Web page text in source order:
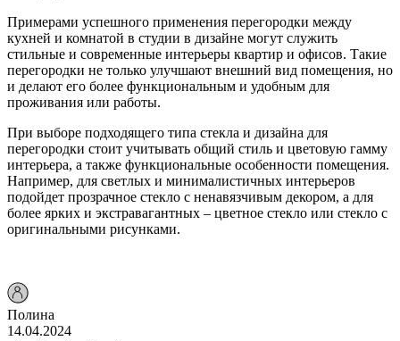
Примерами успешного применения перегородки между
кухней и комнатой в студии в дизайне могут служить
стильные и современные интерьеры квартир и офисов. Такие
перегородки не только улучшают внешний вид помещения, но
и делают его более функциональным и удобным для
проживания или работы.
При выборе подходящего типа стекла и дизайна для
перегородки стоит учитывать общий стиль и цветовую гамму
интерьера, а также функциональные особенности помещения.
Например, для светлых и минималистичных интерьеров
подойдет прозрачное стекло с ненавязчивым декором, а для
более ярких и экстравагантных – цветное стекло или стекло с
оригинальными рисунками.
Полина
14.04.2024